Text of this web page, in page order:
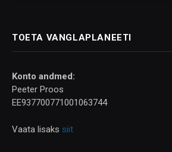
TOETA VANGLAPLANEETI
Konto andmed:
Peeter Proos
EE937700771001063744
Vaata lisaks siit